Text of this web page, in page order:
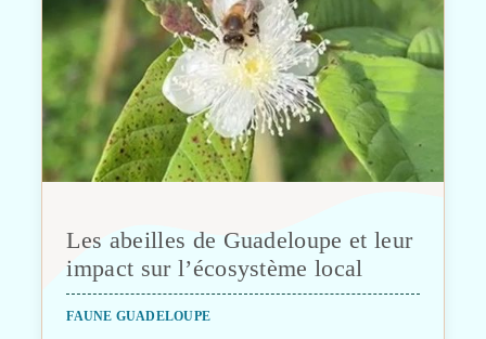
Les abeilles de Guadeloupe et leur
impact sur l’écosystème local
FAUNE GUADELOUPE